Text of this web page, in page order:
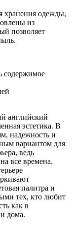
хранения одежды,
из
позволяет
содержимое
английский
эстетика. В
надежность и
вариантом для
ведь
все времена.
палитра и
тех, кто любит
как в
дома.